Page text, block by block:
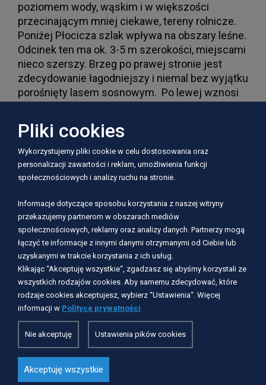
poziomem wody, wąskim i w większości
przecinającym mniej ciekawe, tereny rolnicze.
Poniżej Płocicza szlak wpływa na obszary leśne.
Odcinek ten ma ok. 3-5 m szerokości, miejscami
nieco szerszy. Brzeg po prawej stronie jest
zdecydowanie łagodniejszy i niemal bez wyjątku
porośnięty lasem sosnowym. Po lewej wznosi
mieszanym (dęby). Dopływamy do zwężania
szlaku – z kamienistym, coraz płytszym dnem.
Mijamy most drewniany i ruiny dawnego „młyna”.
Dalej wpływamy w Dolinę Kuśni – urokliwe
miejsce, pozbawione cywilizacji człowieka.
Może być miejscami płytko, a rzeka jest
miejscami zarośnięta. Dopływamy do
drewnianego mostku i uroczyska. Za mostkiem
z prawej strony dopływ strugi. Początek rzeki
Rudej. Dalej mijamy zarastający kolejny mostek.
Stąd te miejsce zwane jest Dwa Mostki. Ruda (z
Kuśnią) poniżej „Dwóch Mostków” to już
łagodniejsza rzeka. Przeważnie płynie szeroką,
płaską doliną, a kilkadziesiąt metrów na prawo i
lewo – do krawędzi lasu – zajmują łąki, potem
pastwiska. Po 5 km dopływamy do
miejscowości Suszka. W dali widoczne
zabudowania o szachulcowej konstrukcji. Po
Pliki cookies
Wykorzystujemy pliki cookie w celu dostosowania oraz
personalizacji zawartości i reklam, umożliwienia funkcji
społecznościowych i analizy ruchu na stronie.
Informacje dotyczące sposobu korzystania z naszej witryny
przekazujemy partnerom w obszarach mediów
społecznościowych, reklamy oraz analizy danych. Partnerzy mogą
łączyć te informacje z innymi danymi otrzymanymi od Ciebie lub
uzyskanymi w trakcie korzystania z ich usług.
Klikając “Akceptuję wszystkie“, zgadzasz się abyśmy korzystali ze
wszystkich rodzajów cookies. Aby samemu zdecydować, które
rodzaje cookies akceptujesz, wybierz “Ustawienia“. Więcej
informacji w Polityce prywatności
Nie akceptuję Ustawienia pików cookies
Akceptuję wszystkie